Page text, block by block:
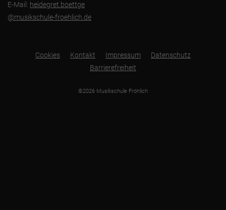
E-Mail: heidegret.boettge
@musikschule-froehlich.de
Cookies Kontakt Impressum
Datenschutz
Barrierefreiheit
©2026 Musikschule Fröhlich